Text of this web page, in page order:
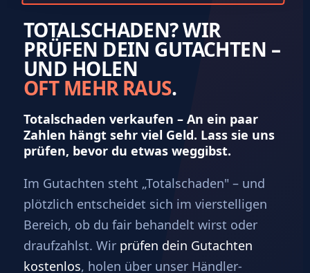
TOTALSCHADEN? WIR
PRÜFEN DEIN GUTACHTEN –
UND HOLEN
OFT MEHR RAUS.
Totalschaden verkaufen – An ein paar
Zahlen hängt sehr viel Geld. Lass sie uns
prüfen, bevor du etwas weggibst.
Im Gutachten steht „Totalschaden" – und
plötzlich entscheidet sich im vierstelligen
Bereich, ob du fair behandelt wirst oder
draufzahlst. Wir prüfen dein Gutachten
kostenlos, holen über unser Händler-